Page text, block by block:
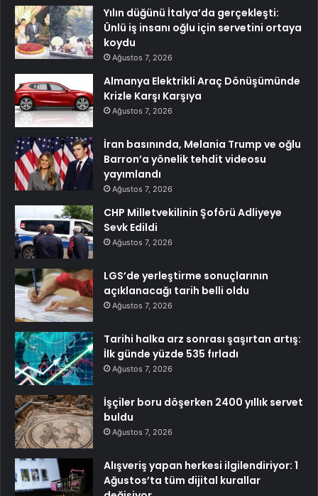
Yılın düğünü İtalya’da gerçekleşti:
Ünlü iş insanı oğlu için servetini ortaya
koydu
Ağustos 7, 2026
Almanya Elektrikli Araç Dönüşümünde
Krizle Karşı Karşıya
Ağustos 7, 2026
İran basınında, Melania Trump ve oğlu
Barron’a yönelik tehdit videosu
yayımlandı
Ağustos 7, 2026
CHP Milletvekilinin Şoförü Adliyeye
Sevk Edildi
Ağustos 7, 2026
LGS’de yerleştirme sonuçlarının
açıklanacağı tarih belli oldu
Ağustos 7, 2026
Tarihi halka arz sonrası şaşırtan artış:
İlk günde yüzde 535 fırladı
Ağustos 7, 2026
İşçiler boru döşerken 2400 yıllık servet
buldu
Ağustos 7, 2026
Alışveriş yapan herkesi ilgilendiriyor: 1
Ağustos’ta tüm dijital kurallar